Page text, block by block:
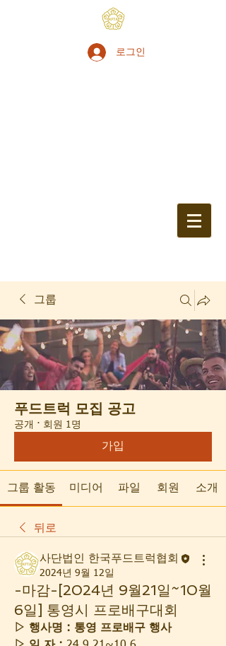
로그인
그룹
푸드트럭 모집 공고
공개 · 회원 1명
가입
그룹 활동 미디어 파일 회원 소개
뒤로
사단법인 한국푸드트럭협회
2024년 9월 12일
-마감-[2024년 9월21일~10월
6일] 통영시 프로배구대회
▷ 행사명 : 통영 프로배구 행사